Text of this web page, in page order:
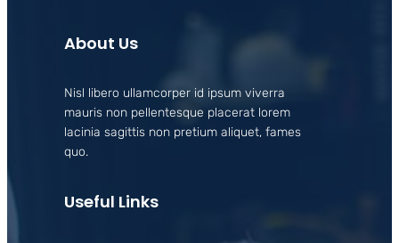
About Us
Nisl libero ullamcorper id ipsum viverra
mauris non pellentesque placerat lorem
lacinia sagittis non pretium aliquet, fames
quo.
Useful Links